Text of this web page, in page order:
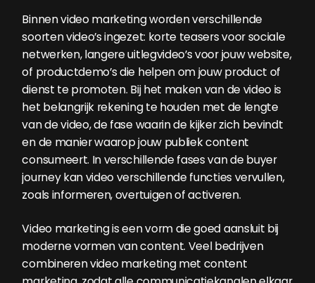
Binnen video marketing worden verschillende
soorten video’s ingezet: korte teasers voor sociale
netwerken, langere uitlegvideo’s voor jouw website,
of productdemo’s die helpen om jouw product of
dienst te promoten. Bij het maken van de video is
het belangrijk rekening te houden met de lengte
van de video, de fase waarin de kijker zich bevindt
en de manier waarop jouw publiek content
consumeert. In verschillende fases van de buyer
journey kan video verschillende functies vervullen,
zoals informeren, overtuigen of activeren.
Video marketing is een vorm die goed aansluit bij
moderne vormen van content. Veel bedrijven
combineren video marketing met content